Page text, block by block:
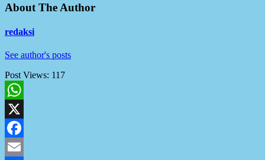
About The Author
redaksi
See author's posts
Post Views: 117
WhatsApp
X
Facebook